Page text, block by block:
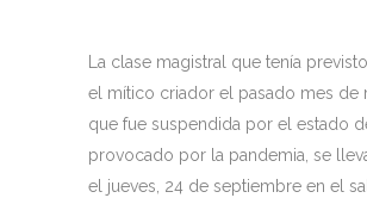
La clase magistral que tenía
el mítico criador el pasado mes de
que fue suspendida por el estado
provocado por la pandemia, se
el jueves, 24 de septiembre en el